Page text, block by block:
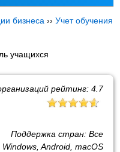
бизнеса ››Учет обучения
учащихся
рейтинг: 4.7
Поддержка стран: Все
Windows, Android, macOS